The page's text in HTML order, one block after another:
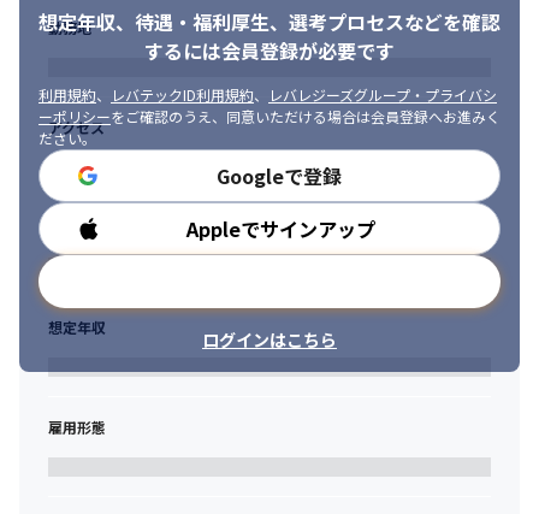
想定年収、待遇・福利厚生、 選考プロセスなどを確認
するには会員登録が必要です
利用規約、 レバテックID利用規約、
レバレジーズグループ・プライバシ
ーポリシーをご確認のうえ、同意いただける場合は会員登録へお進みく
ださい。
Googleで登録
Appleでサインアップ
ログインはこちら
勤務地
アクセス
勤務時間
想定年収
雇用形態